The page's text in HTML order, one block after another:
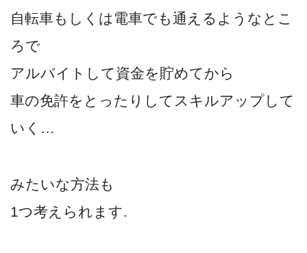
自転車もしくは電車でも通えるようなとこ
ろで
アルバイトして資金を貯めてから
車の免許をとったりしてスキルアップして
いく…
みたいな方法も
1つ考えられます.